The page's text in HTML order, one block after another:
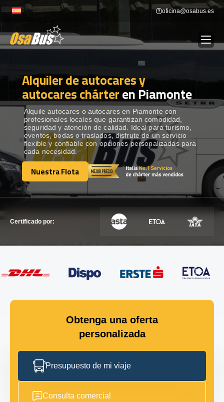
to
oficina@osabus.es
ALQUILER DE AUTOCARES
DESTINOS Show dropdown
RECORRIDAS Show dropdown
FLOTA
Alquiler de autocares y
autocares chárteren Piamonte
Alquile autocares o autocares en Piamonte con
profesionales locales que garantizan comodidad,
seguridad y atención de calidad. Ideal para turismo,
eventos, bodas o traslados, disfrute de un servicio
flexible y confiable con opciones personalizadas para
cada necesidad.
Nuestra Flota
Nuestra Flota
Certificado por:
Obtenga una oferta
personalizada
Presupuesto de mi viaje
Consulta comercial